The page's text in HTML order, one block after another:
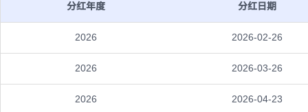
分红年度 分红日期
2026 2026-02-26
2026 2026-03-26
2026 2026-04-23